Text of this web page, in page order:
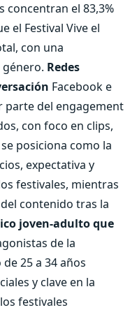
concentran el 83,3%
el Festival Vive el
con una
Redes
Facebook e
parte del engagement
con foco en clips,
posiciona como la
expectativa y
festivales, mientras
contenido tras la
joven-adulto que
de la
25 a 34 años
y clave en la
festivales